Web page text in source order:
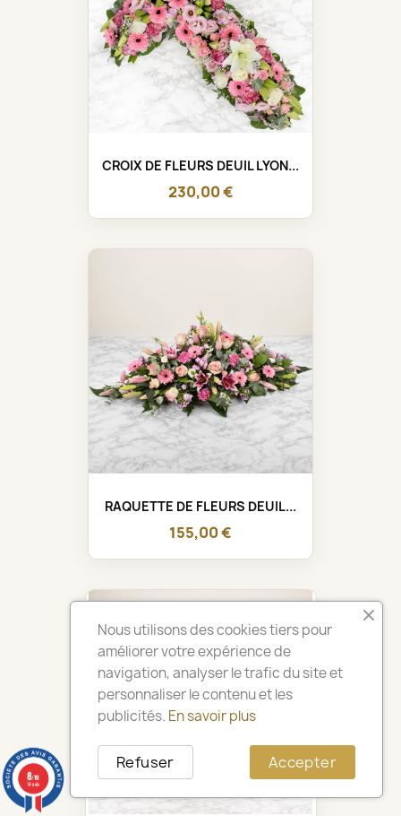
CROIX DE FLEURS DEUIL LYON...
230,00 €
RAQUETTE DE FLEURS DEUIL...
155,00 €
Nous utilisons des cookies tiers pour
améliorer votre expérience de
navigation, analyser le trafic du site et
personnaliser le contenu et les
publicités. En savoir plus
Accepter
Refuser
8/10
14 avis